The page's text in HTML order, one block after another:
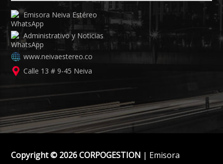
Emisora Neiva Estéreo
Administrativo y Noticias
www.neivaestereo.co
Calle 13 # 9-45 Neiva
Copyright © 2026 CORPOGESTION | Emisora